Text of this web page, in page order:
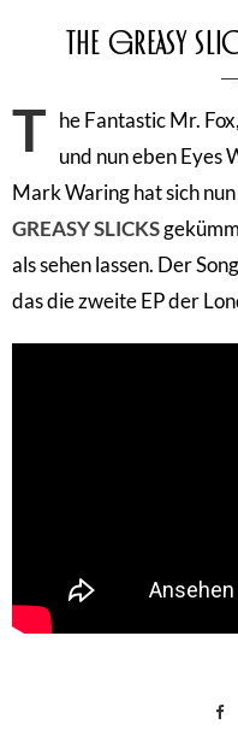
The Greasy
T he Fantastic Mr.
und nun eben Eyes
Mark Waring hat sich
GREASY SLICKS
als sehen lassen. Der
das die zweite EP der